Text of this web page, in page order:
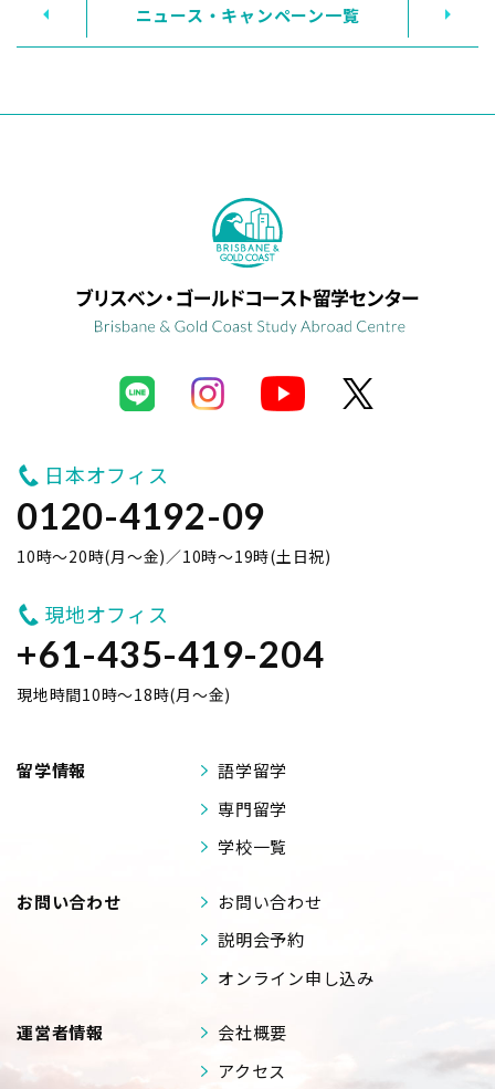
ニュース・キャンペーン一覧
日本オフィス
0120-4192-09
10時～20時(月～金)／10時～19時(土日祝)
現地オフィス
+61-435-419-204
現地時間10時～18時(月～金)
留学情報
語学留学
専門留学
学校一覧
お問い合わせ
お問い合わせ
説明会予約
オンライン申し込み
運営者情報
会社概要
アクセス